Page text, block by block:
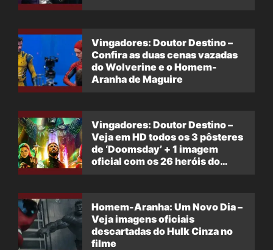
Vingadores: Doutor Destino –
Confira as duas cenas vazadas
do Wolverine e o Homem-
Aranha de Maguire
Vingadores: Doutor Destino –
Veja em HD todos os 3 pôsteres
de ‘Doomsday’ + 1 imagem
oficial com os 26 heróis do
Homem-Aranha: Um Novo Dia –
Veja imagens oficiais
descartadas do Hulk Cinza no
filme